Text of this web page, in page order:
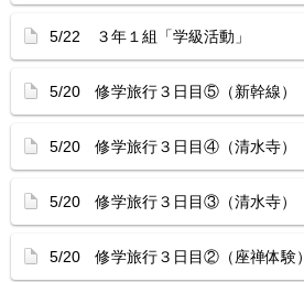
5/22 ３年１組「学級活動」
5/20 修学旅行３日目⑤（新幹線）
5/20 修学旅行３日目④（清水寺）
5/20 修学旅行３日目③（清水寺）
5/20 修学旅行３日目②（座禅体験）